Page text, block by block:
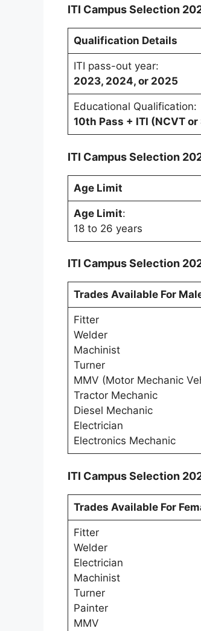
ITI Campus Selection
Qualification Details
ITI pass-out year:
2023, 2024, or 2025
Educational Qualification:
10th Pass + ITI (NCVT or
ITI Campus Selection
Age Limit
Age Limit:
18 to 26 years
ITI Campus Selection
Trades Available For
Fitter
Welder
Machinist
Turner
MMV (Motor Mechanic
Tractor Mechanic
Diesel Mechanic
Electrician
Electronics Mechanic
ITI Campus Selection
Trades Available For
Fitter
Welder
Electrician
Machinist
Turner
Painter
MMV